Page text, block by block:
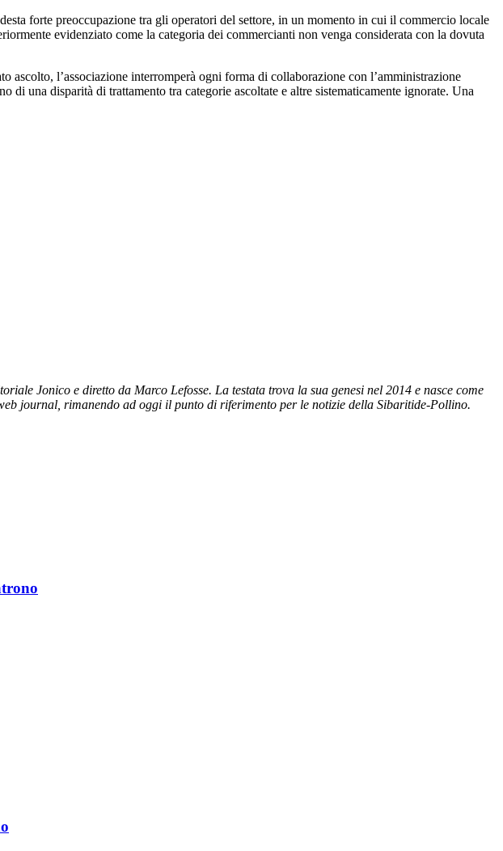
forte preoccupazione tra gli operatori del settore, in un momento in cui il commercio locale
evidenziato come la categoria dei commercianti non venga considerata con la dovuta
ascolto, l’associazione interromperà ogni forma di collaborazione con l’amministrazione
una disparità di trattamento tra categorie ascoltate e altre sistematicamente ignorate. Una
Jonico e diretto da Marco Lefosse. La testata trova la sua genesi nel 2014 e nasce come
journal, rimanendo ad oggi il punto di riferimento per le notizie della Sibaritide-Pollino.